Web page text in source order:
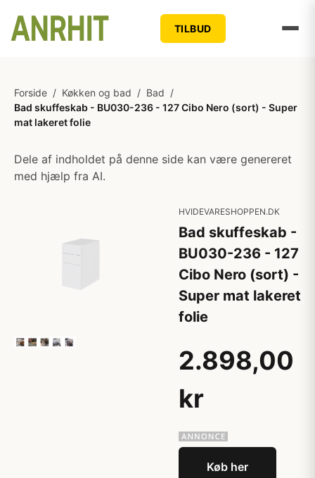
TILBUD
Forside / Køkken og bad / Bad /
Bad skuffeskab - BU030-236 - 127 Cibo Nero (sort) - Super
mat lakeret folie
Dele af indholdet på denne side kan være genereret
med hjælp fra AI.
HVIDEVARESHOPPEN.DK
Bad skuffeskab -
BU030-236 - 127
Cibo Nero (sort) -
Super mat lakeret
folie
2.898,00
kr
Køb her